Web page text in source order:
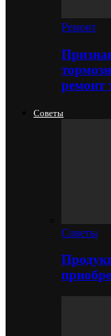
Ремонт
ремонт
Советы
Советы